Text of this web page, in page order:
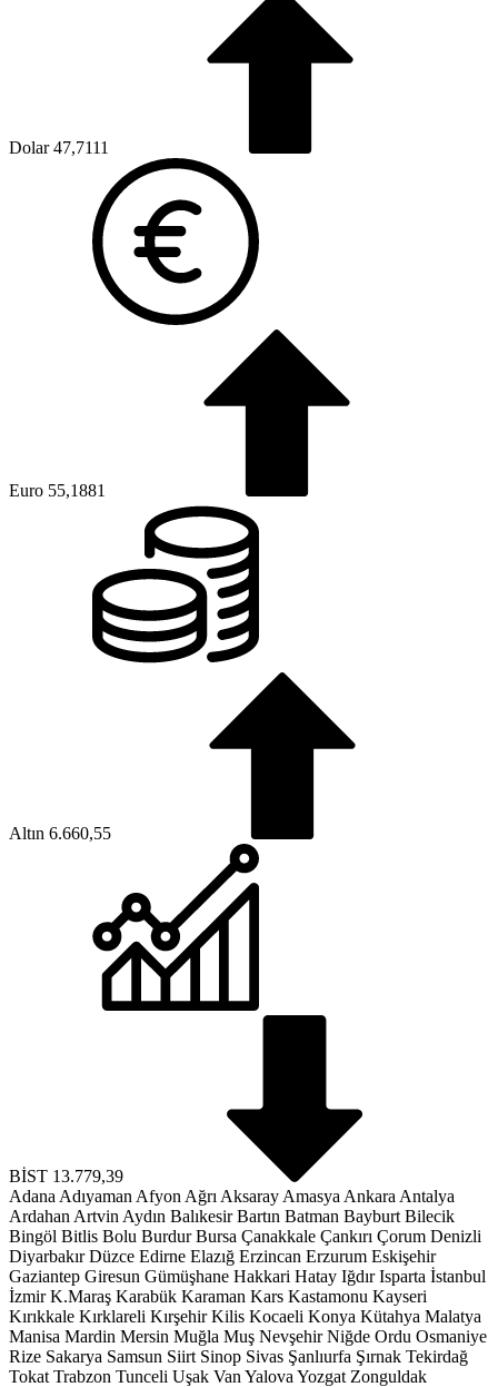
Dolar 47,7111
Euro 55,1881
Altın 6.660,55
BİST 13.779,39
Adana Adıyaman Afyon Ağrı Aksaray Amasya Ankara Antalya
Ardahan Artvin Aydın Balıkesir Bartın Batman Bayburt Bilecik
Bingöl Bitlis Bolu Burdur Bursa Çanakkale Çankırı Çorum Denizli
Diyarbakır Düzce Edirne Elazığ Erzincan Erzurum Eskişehir
Gaziantep Giresun Gümüşhane Hakkari Hatay Iğdır Isparta İstanbul
İzmir K.Maraş Karabük Karaman Kars Kastamonu Kayseri
Kırıkkale Kırklareli Kırşehir Kilis Kocaeli Konya Kütahya Malatya
Manisa Mardin Mersin Muğla Muş Nevşehir Niğde Ordu Osmaniye
Rize Sakarya Samsun Siirt Sinop Sivas Şanlıurfa Şırnak Tekirdağ
Tokat Trabzon Tunceli Uşak Van Yalova Yozgat Zonguldak